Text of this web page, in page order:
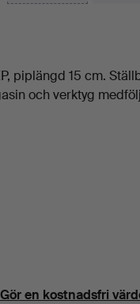
piplängd 15 cm.
och verktyg
en kostnadsfri